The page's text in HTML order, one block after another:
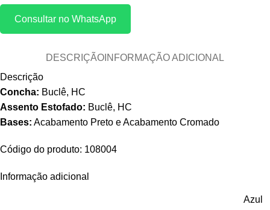
Consultar no WhatsApp
DESCRIÇÃO INFORMAÇÃO ADICIONAL
Descrição
Concha: Buclê, HC
Assento Estofado: Buclê, HC
Bases: Acabamento Preto e Acabamento Cromado
Código do produto: 108004
Informação adicional
Azul